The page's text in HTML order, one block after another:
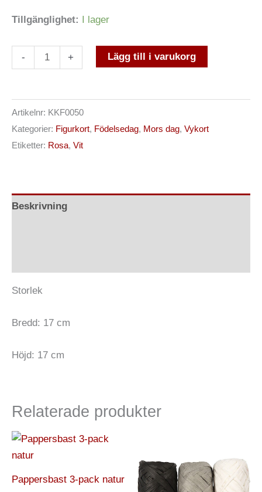
Tillgänglighet: I lager
- + Lägg till i varukorg
Artikelnr: KKF0050
Kategorier: Figurkort, Födelsedag, Mors dag, Vykort
Etiketter: Rosa, Vit
Beskrivning
Storlek
Bredd: 17 cm
Höjd: 17 cm
Relaterade produkter
Pappersbast 3-pack natur